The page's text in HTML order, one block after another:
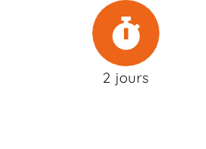
2 jours